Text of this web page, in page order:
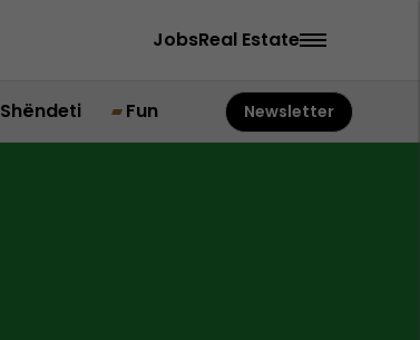
JobsReal Estate
Shëndeti Fun Newsletter